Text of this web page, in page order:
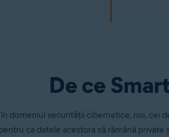
delăsare (68%) și
De ce
domeniul securității cibernetice, noi, cei
ca datele acestora să rămână